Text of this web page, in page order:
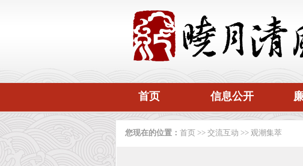
首页 信息公开
您现在的位置： 首页 >> 交流互动 >> 观潮集萃